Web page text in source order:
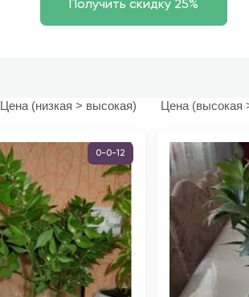
Цена (низкая > высокая) Цена (высокая
0-0-12